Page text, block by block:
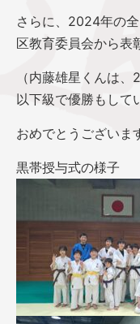
さらに、2024年の
区教育委員会から表
（内藤雄星くんは
以下級で優勝もして
おめでとうございま
黒帯授与式の様子